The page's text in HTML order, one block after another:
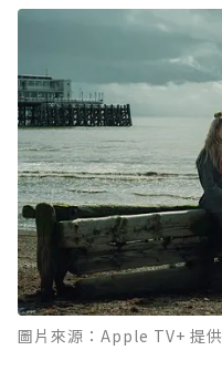
圖片來源：Apple TV+ 提供